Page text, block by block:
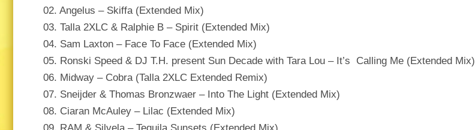
02. Angelus – Skiffa (Extended Mix)
03. Talla 2XLC & Ralphie B – Spirit (Extended Mix)
04. Sam Laxton – Face To Face (Extended Mix)
05. Ronski Speed & DJ T.H. present Sun Decade with Tara Lou – It’s Calling Me (Extended Mix)
06. Midway – Cobra (Talla 2XLC Extended Remix)
07. Sneijder & Thomas Bronzwaer – Into The Light (Extended Mix)
08. Ciaran McAuley – Lilac (Extended Mix)